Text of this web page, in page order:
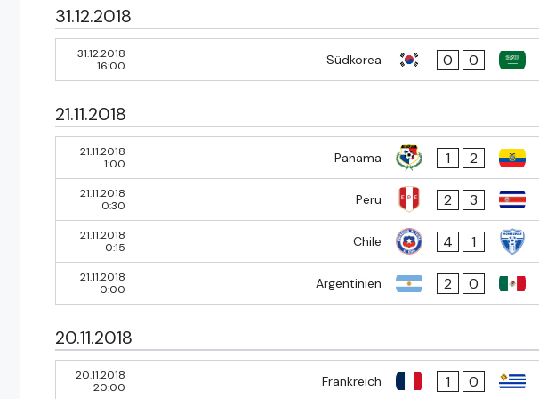
31.12.2018
31.12.2018
16:00
Südkorea 0 0
21.11.2018
21.11.2018
1:00
Panama 1 2
21.11.2018
0:30
Peru 2 3
21.11.2018
0:15
Chile 4 1
21.11.2018
0:00
Argentinien 2 0
20.11.2018
20.11.2018
20:00
Frankreich 1 0